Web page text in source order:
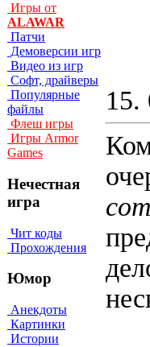
Игры от
ALAWAR
Патчи
Демоверсии игр
Видео из игр
Софт, драйверы
Популярные
файлы
Флеш игры
Игры Armor
Games
Нечестная
игра
Чит коды
Прохождения
Юмор
Анекдоты
Картинки
Истории
15.